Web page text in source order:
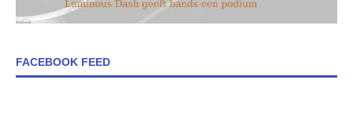
FACEBOOK FEED